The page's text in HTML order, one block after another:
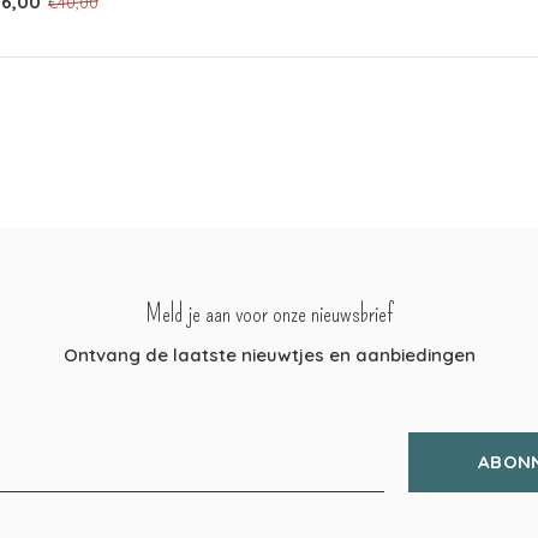
Meld je aan voor onze nieuwsbrief
Ontvang de laatste nieuwtjes en aanbiedingen